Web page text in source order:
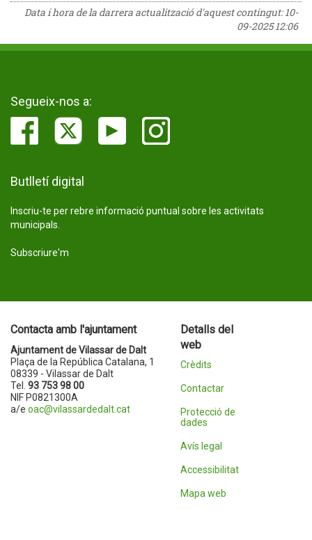
Data i hora de la darrera actualització d'aquest contingut:10-
09-2025 12:06
Segueix-nos a:
Butlletí digital
Inscriu-te per rebre informació puntual sobre les activitats
municipals.
Subscriure'm
Contacta amb l'ajuntament
Ajuntament de Vilassar de Dalt
Plaça de la República Catalana, 1
08339 - Vilassar de Dalt
Tel. 93 753 98 00
NIF P0821300A
a/e oac@vilassardedalt.cat
Detalls del
web
Crèdits
Contactar
Protecció de
dades
Avís legal
Accessibilitat
Mapa web